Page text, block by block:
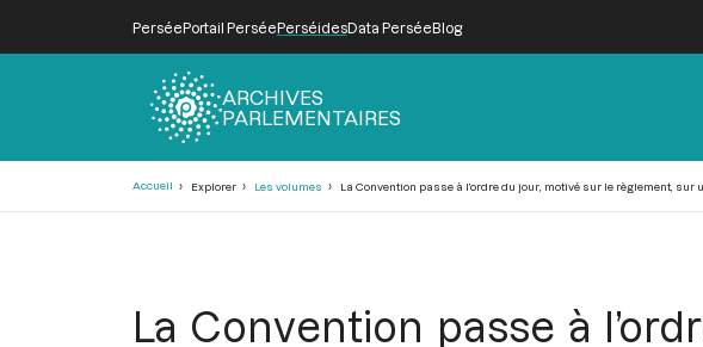
PerséePortail PerséePerséidesData PerséeBlog
ARCHIVES
PARLEMENTAIRES
Accueil Explorer Les volumes La Convention passe à l’ordre du jour, motivé sur le règlement, sur
La Convention passe à